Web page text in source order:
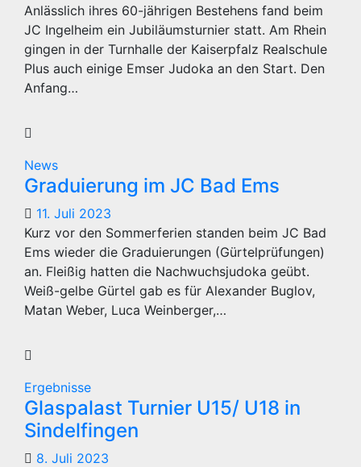
Anlässlich ihres 60-jährigen Bestehens fand beim
JC Ingelheim ein Jubiläumsturnier statt. Am Rhein
gingen in der Turnhalle der Kaiserpfalz Realschule
Plus auch einige Emser Judoka an den Start. Den
Anfang…
News
Graduierung im JC Bad Ems
11. Juli 2023
Kurz vor den Sommerferien standen beim JC Bad
Ems wieder die Graduierungen (Gürtelprüfungen)
an. Fleißig hatten die Nachwuchsjudoka geübt.
Weiß-gelbe Gürtel gab es für Alexander Buglov,
Matan Weber, Luca Weinberger,…
Ergebnisse
Glaspalast Turnier U15/ U18 in
Sindelfingen
8. Juli 2023